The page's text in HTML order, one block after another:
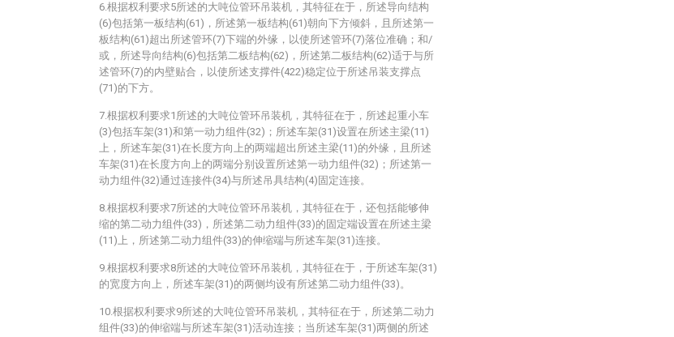
6.根据权利要求5所述的大吨位管环吊装机，其特征在于，所述导向结构
(6)包括第一板结构(61)，所述第一板结构(61)朝向下方倾斜，且所述第一
板结构(61)超出所述管环(7)下端的外缘，以使所述管环(7)落位准确；和/
或，所述导向结构(6)包括第二板结构(62)，所述第二板结构(62)适于与所
述管环(7)的内壁贴合，以使所述支撑件(422)稳定位于所述吊装支撑点
(71)的下方。
7.根据权利要求1所述的大吨位管环吊装机，其特征在于，所述起重小车
(3)包括车架(31)和第一动力组件(32)；所述车架(31)设置在所述主梁(11)
上，所述车架(31)在长度方向上的两端超出所述主梁(11)的外缘，且所述
车架(31)在长度方向上的两端分别设置所述第一动力组件(32)；所述第一
动力组件(32)通过连接件(34)与所述吊具结构(4)固定连接。
8.根据权利要求7所述的大吨位管环吊装机，其特征在于，还包括能够伸
缩的第二动力组件(33)，所述第二动力组件(33)的固定端设置在所述主梁
(11)上，所述第二动力组件(33)的伸缩端与所述车架(31)连接。
9.根据权利要求8所述的大吨位管环吊装机，其特征在于，于所述车架(31)
的宽度方向上，所述车架(31)的两侧均设有所述第二动力组件(33)。
10.根据权利要求9所述的大吨位管环吊装机，其特征在于，所述第二动力
组件(33)的伸缩端与所述车架(31)活动连接；当所述车架(31)两侧的所述